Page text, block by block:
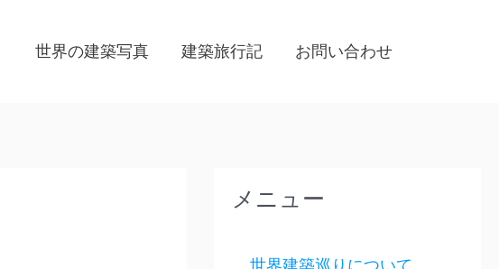
世界の建築写真 建築旅行記 お問い合わせ
メニュー
世界建築巡りについて